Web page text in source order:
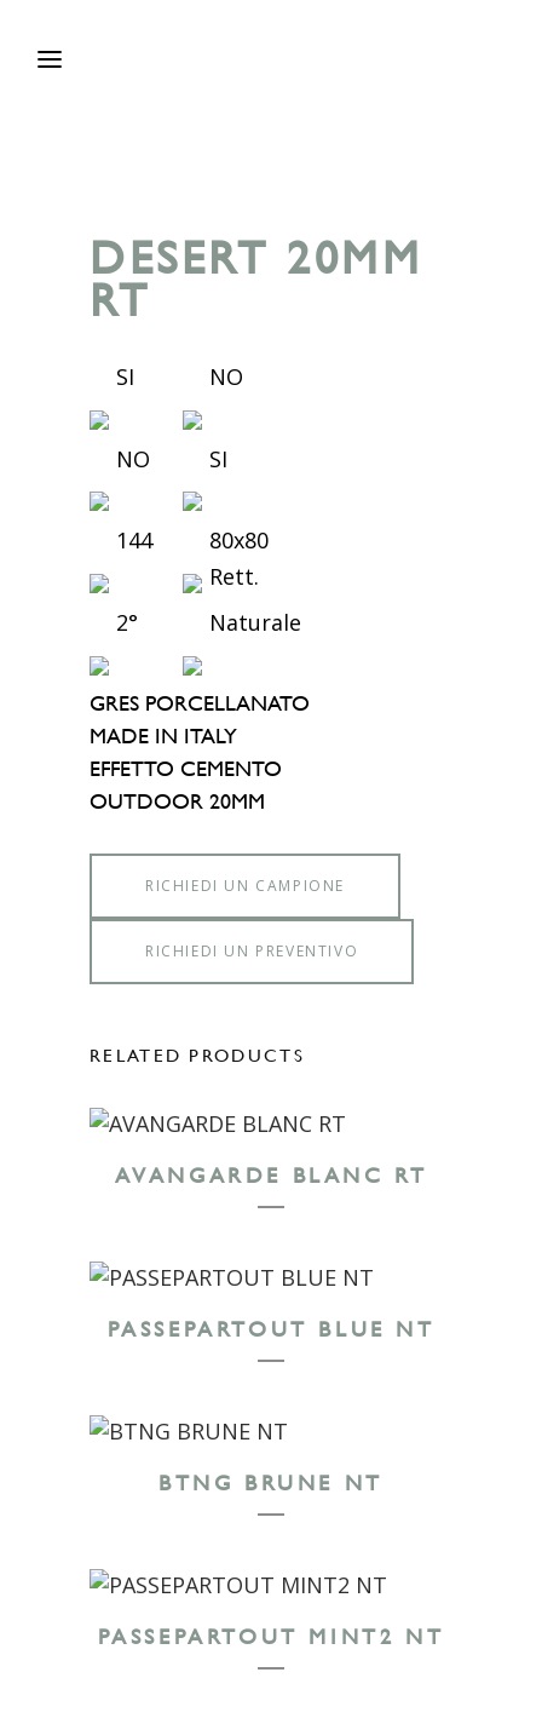
DESERT 20MM
RT
SI NO
NO SI
144
80x80
Rett.
2°
Naturale
GRES PORCELLANATO
MADE IN ITALY
EFFETTO CEMENTO
OUTDOOR 20MM
RICHIEDI UN CAMPIONE
RICHIEDI UN PREVENTIVO
RELATED PRODUCTS
AVANGARDE BLANC RT
PASSEPARTOUT BLUE NT
BTNG BRUNE NT
PASSEPARTOUT MINT2 NT